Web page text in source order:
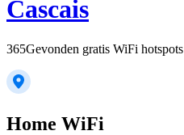
Cascais
365Gevonden gratis WiFi hotspots
Home WiFi